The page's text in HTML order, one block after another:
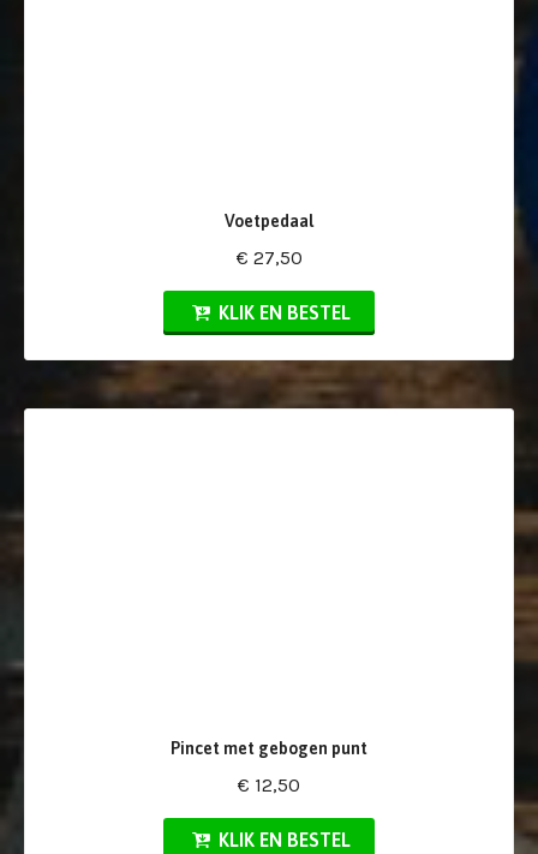
Voetpedaal
€ 27,50
KLIK EN BESTEL
Pincet met gebogen punt
€ 12,50
KLIK EN BESTEL